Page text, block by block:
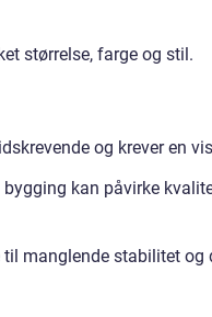
størrelse, farge og stil.
og krever en
kan påvirke
manglende stabilitet og